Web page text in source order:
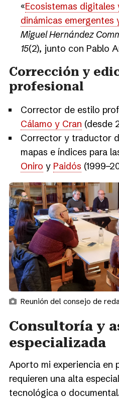
«Ecosistemas digitales
dinámicas emergentes
Miguel Hernández
15(2), junto con Pablo
Corrección y
profesional
Corrector de estilo
Cálamo y Cran (desde
Corrector y traductor
mapas e índices para
Oniro y Paidós
Reunión del consejo de
Consultoría y
especializada
Aporto mi experiencia en
requieren una alta
tecnológica o